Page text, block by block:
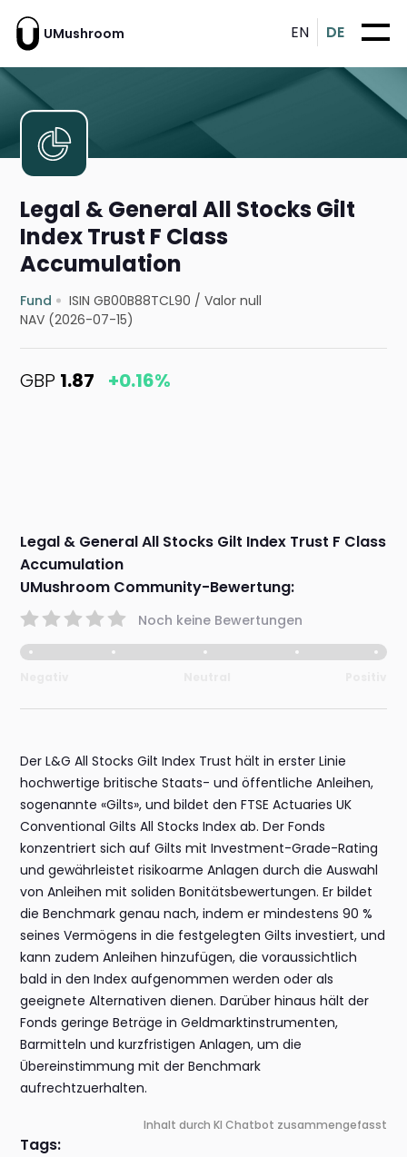
UMushroom EN DE
Legal & General All Stocks Gilt
Index Trust F Class
Accumulation
Fund ISIN GB00B88TCL90 /Valor null
NAV (2026-07-15)
GBP 1.87 +0.16%
Legal & General All Stocks Gilt Index Trust F Class
Accumulation
UMushroom Community-Bewertung:
Noch keine Bewertungen
Der L&G All Stocks Gilt Index Trust hält in erster Linie
hochwertige britische Staats- und öffentliche Anleihen,
sogenannte «Gilts», und bildet den FTSE Actuaries UK
Conventional Gilts All Stocks Index ab. Der Fonds
konzentriert sich auf Gilts mit Investment-Grade-Rating
und gewährleistet risikoarme Anlagen durch die Auswahl
von Anleihen mit soliden Bonitätsbewertungen. Er bildet
die Benchmark genau nach, indem er mindestens 90 %
seines Vermögens in die festgelegten Gilts investiert, und
kann zudem Anleihen hinzufügen, die voraussichtlich
bald in den Index aufgenommen werden oder als
geeignete Alternativen dienen. Darüber hinaus hält der
Fonds geringe Beträge in Geldmarktinstrumenten,
Barmitteln und kurzfristigen Anlagen, um die
Übereinstimmung mit der Benchmark
aufrechtzuerhalten.
Inhalt durch KI Chatbot zusammengefasst
Tags: